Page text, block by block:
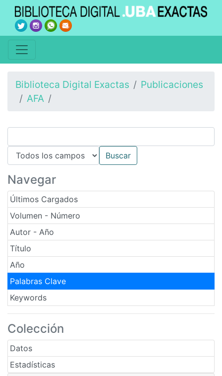
Biblioteca Digital Exactas
Publicaciones
AFA
Navegar
Últimos Cargados
Volumen - Número
Autor - Año
Título
Año
Palabras Clave
Keywords
Colección
Datos
Estadísticas